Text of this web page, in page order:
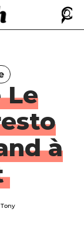
Le
à
Tony